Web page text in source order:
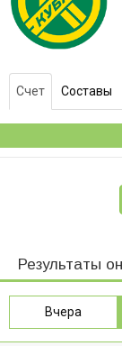
Счет Составы
Результаты
Вчера